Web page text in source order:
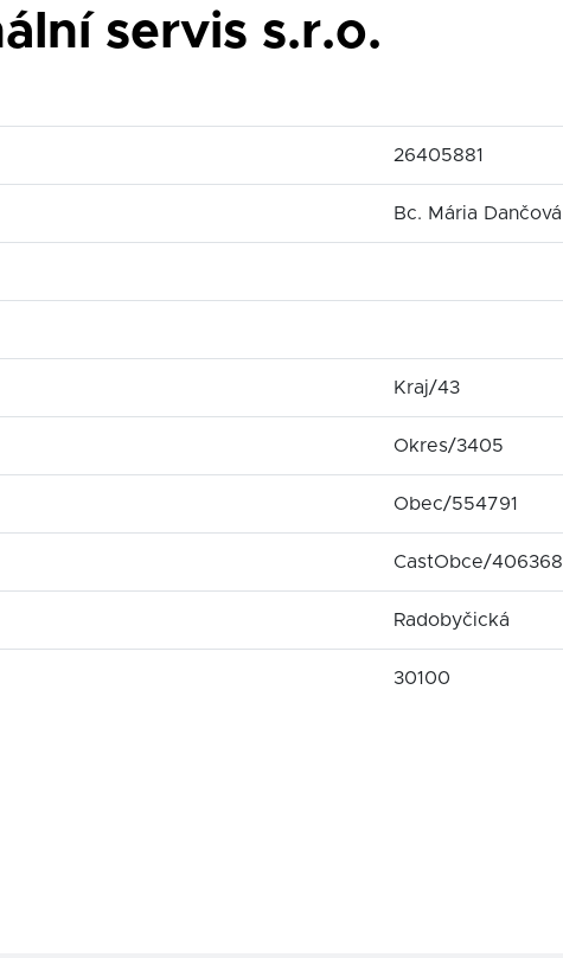
servis s.r.o.
26405881
Bc. Mária Dančová
Kraj/43
Okres/3405
Obec/554791
CastObce/406368
Radobyčická
30100